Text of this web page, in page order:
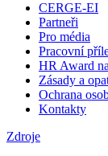
CERGE-EI
Partneři
Pro média
Pracovní
HR Award
Zásady a
Ochrana
Kontakty
Zdroje